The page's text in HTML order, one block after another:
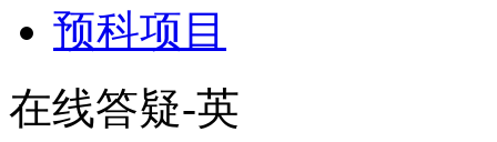
预科项目
在线答疑-英